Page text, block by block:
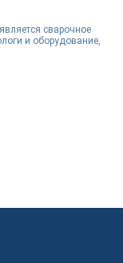
сварочное
и оборудование,